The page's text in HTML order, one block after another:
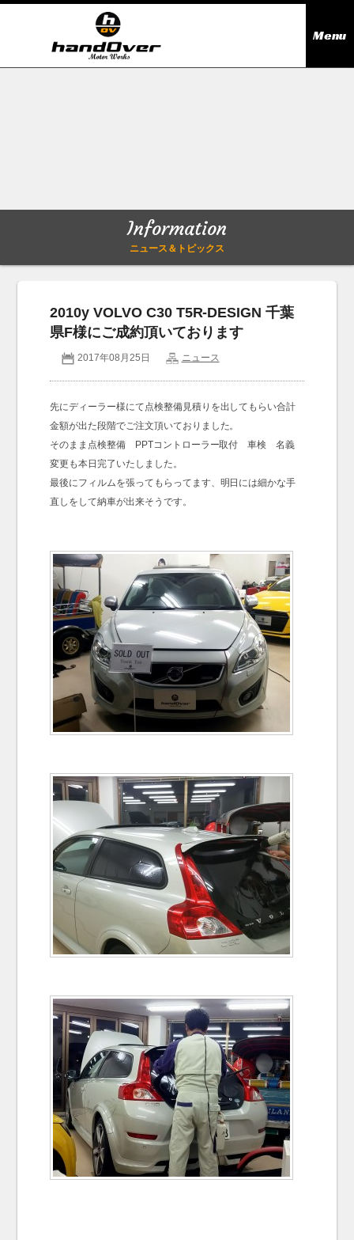
Menu
Company outline
会社概要
アクセス
お問い合わせ
Information
ニュース＆トピックス
2010y VOLVO C30 T5R-DESIGN 千葉
県F様にご成約頂いております
2017年08月25日 ニュース
先にディーラー様にて点検整備見積りを出してもらい合計
金額が出た段階でご注文頂いておりました。
そのまま点検整備 PPTコントローラー取付 車検 名義
変更も本日完了いたしました。
最後にフィルムを張ってもらってます、明日には細かな手
直しをして納車が出来そうです。